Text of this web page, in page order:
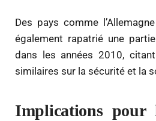
Des pays comme
également rapatrié une
dans les années 2010,
similaires sur la sécurité et la
Implications pour